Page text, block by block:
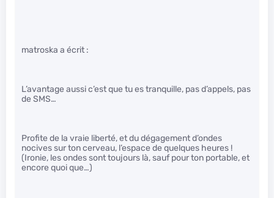
matroska a écrit :
L’avantage aussi c’est que tu es tranquille, pas d’appels, pas
de SMS…
Profite de la vraie liberté, et du dégagement d’ondes
nocives sur ton cerveau, l’espace de quelques heures !
(Ironie, les ondes sont toujours là, sauf pour ton portable, et
encore quoi que…)